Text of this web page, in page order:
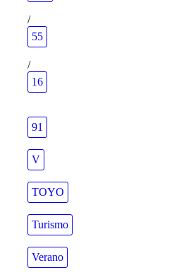
/
55
/
16
91
V
TOYO
Turismo
Verano